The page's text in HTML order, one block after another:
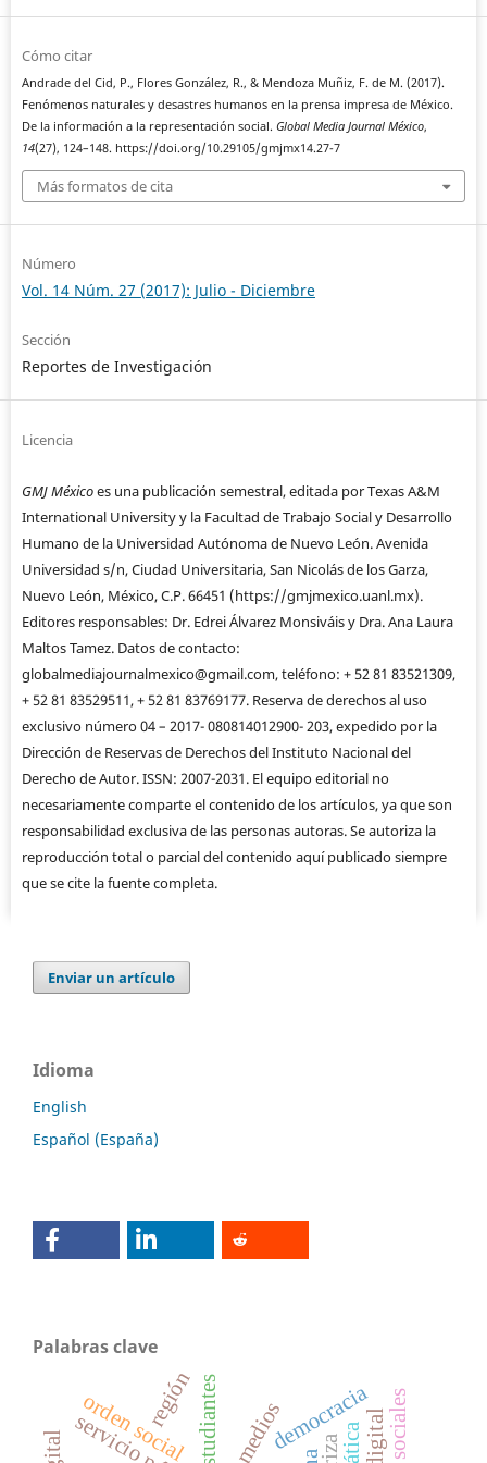
Cómo citar
Andrade del Cid, P., Flores González, R., & Mendoza Muñiz, F. de M. (2017).
Fenómenos naturales y desastres humanos en la prensa impresa de México.
De la información a la representación social. Global Media Journal México,
14(27), 124–148. https://doi.org/10.29105/gmjmx14.27-7
Más formatos de cita
Número
Vol. 14 Núm. 27 (2017): Julio - Diciembre
Sección
Reportes de Investigación
Licencia
GMJ Méxicoes una publicación semestral, editada por Texas A&M
International University y la Facultad de Trabajo Social y Desarrollo
Humano de la Universidad Autónoma de Nuevo León. Avenida
Universidad s/n, Ciudad Universitaria, San Nicolás de los Garza,
Nuevo León, México, C.P. 66451 (https://gmjmexico.uanl.mx).
Editores responsables: Dr. Edrei Álvarez Monsiváis y Dra. Ana Laura
Maltos Tamez. Datos de contacto:
globalmediajournalmexico@gmail.com, teléfono: + 52 81 83521309,
+ 52 81 83529511, + 52 81 83769177. Reserva de derechos al uso
exclusivo número 04 – 2017- 080814012900- 203, expedido por la
Dirección de Reservas de Derechos del Instituto Nacional del
Derecho de Autor. ISSN: 2007-2031. El equipo editorial no
necesariamente comparte el contenido de los artículos, ya que son
responsabilidad exclusiva de las personas autoras. Se autoriza la
reproducción total o parcial del contenido aquí publicado siempre
que se cite la fuente completa.
Enviar un artículo
Idioma
English
Español (España)
Palabras clave
estudiantes democracia
orden social
región